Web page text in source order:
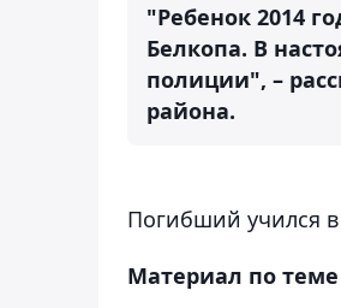
"Ребенок 2014
Белкопа. В
полиции", –
района.
Погибший учился в
Материал по теме